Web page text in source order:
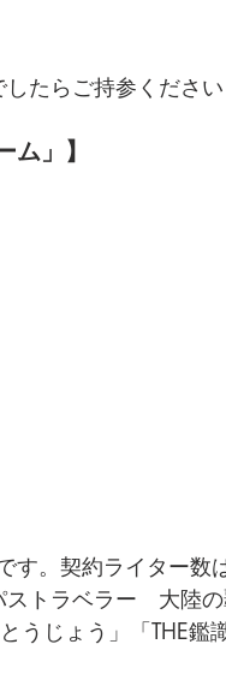
たらご持参ください
」】
す。契約ライター数
トラベラー　大陸
うじょう」「THE鑑